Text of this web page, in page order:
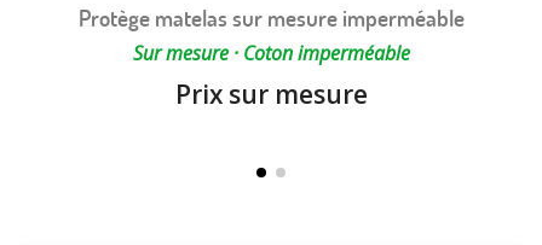
Protège matelas sur mesure imperméable
Sur mesure · Coton imperméable
Prix sur mesure